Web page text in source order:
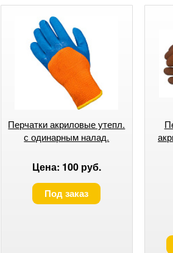
Перчатки акриловые утепл.
с одинарным налад.
Цена: 100 руб.
Под заказ